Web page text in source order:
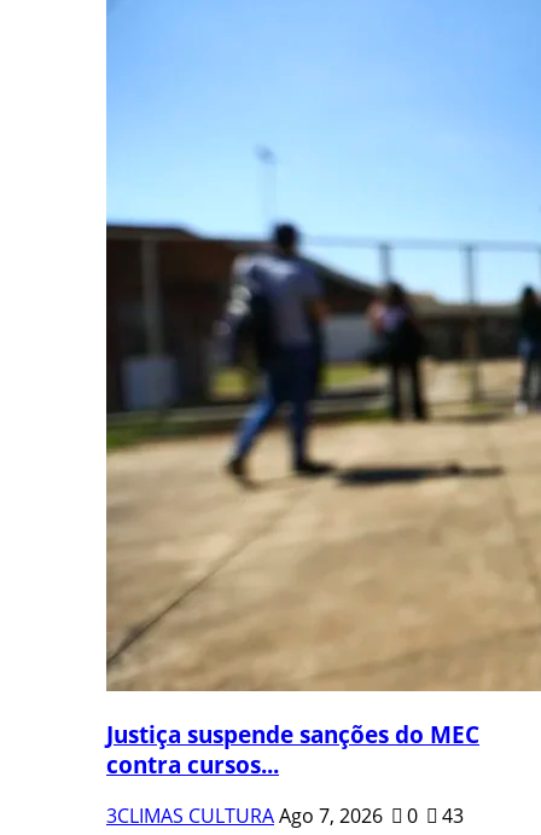
Justiça suspende sanções do MEC
contra cursos...
3CLIMAS CULTURAAgo 7, 2026 0 43